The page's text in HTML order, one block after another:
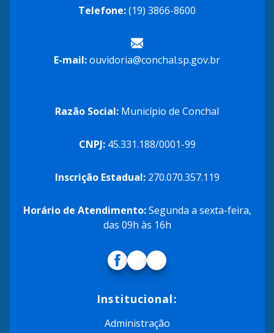
Telefone:(19) 3866-8600
E-mail:ouvidoria@conchal.sp.gov.br
Razão Social: Município de Conchal
CNPJ:45.331.188/0001-99
Inscrição Estadual:270.070.357.119
Horário de Atendimento:Segunda a sexta-feira,
das 09h às 16h
Institucional:
Administração